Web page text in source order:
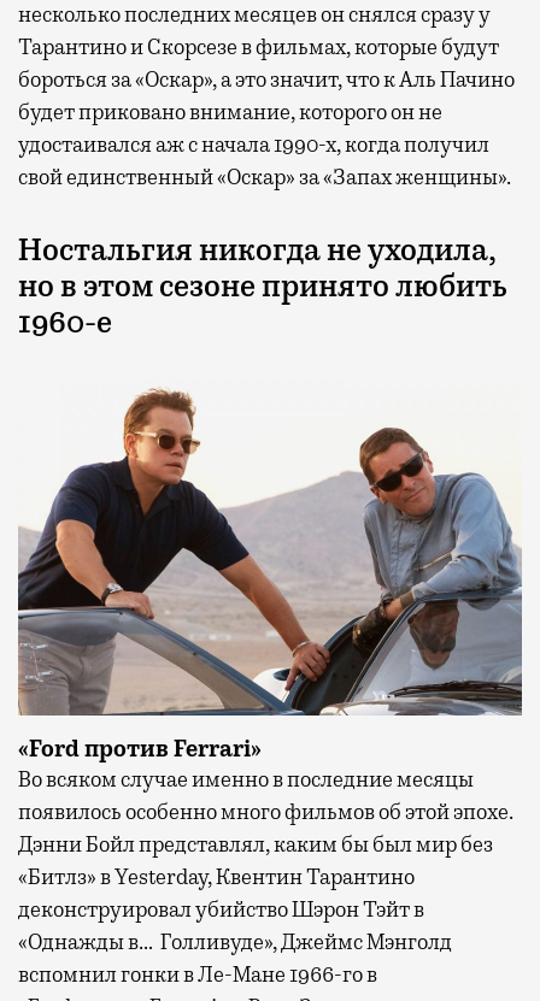
несколько последних месяцев он снялся сразу у
Тарантино и Скорсезе в фильмах, которые будут
бороться за «Оскар», а это значит, что к Аль Пачино
будет приковано внимание, которого он не
удостаивался аж с начала 1990-х, когда получил
свой единственный «Оскар» за «Запах женщины».
Ностальгия никогда не уходила,
но в этом сезоне принято любить
1960-е
«Fordпротив Ferrari»
Во всяком случае именно в последние месяцы
появилось особенно много фильмов об этой эпохе.
Дэнни Бойл представлял, каким бы был мир без
«Битлз» в Yesterday, Квентин Тарантино
деконструировал убийство Шэрон Тэйт в
«Однажды в… Голливуде», Джеймс Мэнголд
вспомнил гонки в Ле-Мане 1966-го в